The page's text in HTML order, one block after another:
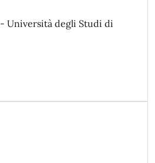
- Università degli Studi di